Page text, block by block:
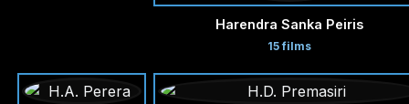
Harendra Sanka Peiris
15 films